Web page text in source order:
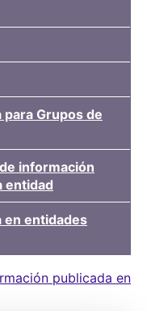
Grupos de
información
entidad
en entidades
publicada en